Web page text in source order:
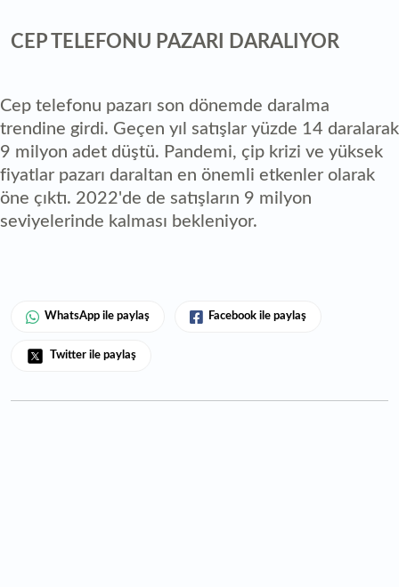
CEP TELEFONU PAZARI DARALIYOR
Cep telefonu pazarı son dönemde daralma
trendine girdi. Geçen yıl satışlar yüzde 14 daralarak
9 milyon adet düştü. Pandemi, çip krizi ve yüksek
fiyatlar pazarı daraltan en önemli etkenler olarak
öne çıktı. 2022'de de satışların 9 milyon
seviyelerinde kalması bekleniyor.
WhatsApp ile paylaş Facebook ile paylaş
Twitter ile paylaş